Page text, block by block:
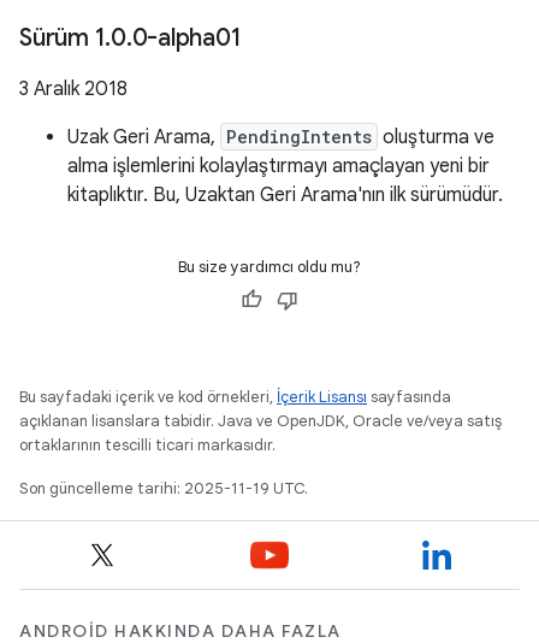
Sürüm 1.0.0-alpha01
3 Aralık 2018
Uzak Geri Arama, PendingIntents oluşturma ve
alma işlemlerini kolaylaştırmayı amaçlayan yeni bir
kitaplıktır. Bu, Uzaktan Geri Arama'nın ilk sürümüdür.
Bu size yardımcı oldu mu?
Bu sayfadaki içerik ve kod örnekleri, İçerik Lisansı sayfasında
açıklanan lisanslara tabidir. Java ve OpenJDK, Oracle ve/veya satış
ortaklarının tescilli ticari markasıdır.
Son güncelleme tarihi: 2025-11-19 UTC.
ANDROID HAKKINDA DAHA FAZLA